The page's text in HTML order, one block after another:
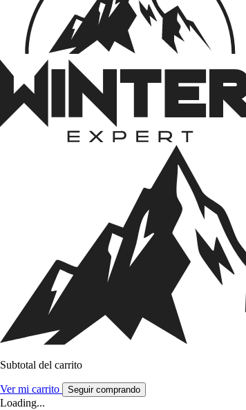
Subtotal del carrito
Ver mi carrito Seguir comprando
Loading...